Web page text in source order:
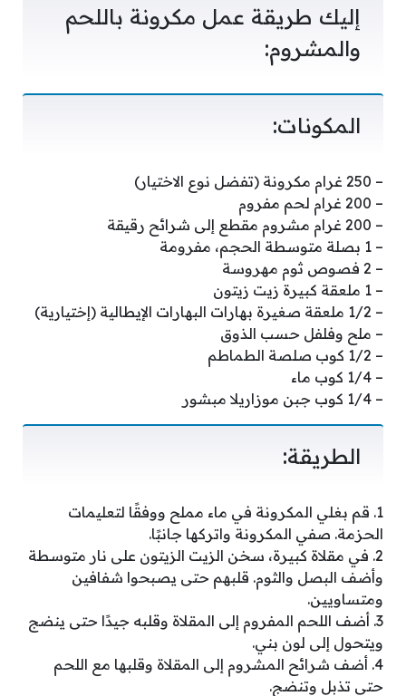
إليك طريقة عمل مكرونة باللحم
والمشروم:
المكونات:
– 250 غرام مكرونة (تفضل نوع الاختيار)
– 200 غرام لحم مفروم
– 200 غرام مشروم مقطع إلى شرائح رقيقة
– 1 بصلة متوسطة الحجم، مفرومة
– 2 فصوص ثوم مهروسة
– 1 ملعقة كبيرة زيت زيتون
– 1/2 ملعقة صغيرة بهارات البهارات الإيطالية (إختيارية)
– ملح وفلفل حسب الذوق
– 1/2 كوب صلصة الطماطم
– 1/4 كوب ماء
– 1/4 كوب جبن موزاريلا مبشور
الطريقة:
1. قم بغلي المكرونة في ماء مملح ووفقًا لتعليمات
الحزمة. صفي المكرونة واتركها جانبًا.
2. في مقلاة كبيرة، سخن الزيت الزيتون على نار متوسطة
وأضف البصل والثوم. قلبهم حتى يصبحوا شفافين
ومتساويين.
3. أضف اللحم المفروم إلى المقلاة وقلبه جيدًا حتى ينضج
ويتحول إلى لون بني.
4. أضف شرائح المشروم إلى المقلاة وقلبها مع اللحم
حتى تذبل وتنضج.